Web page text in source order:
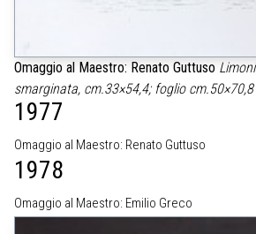
Omaggio al Maestro: Renato Guttuso Limoni
smarginata, cm.33×54,4; foglio cm.50×70,8
1977
Omaggio al Maestro: Renato Guttuso
1978
Omaggio al Maestro: Emilio Greco